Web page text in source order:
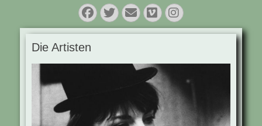
Facebook
Twitter
E-
Mail
VimeoInstagram
Die Artisten